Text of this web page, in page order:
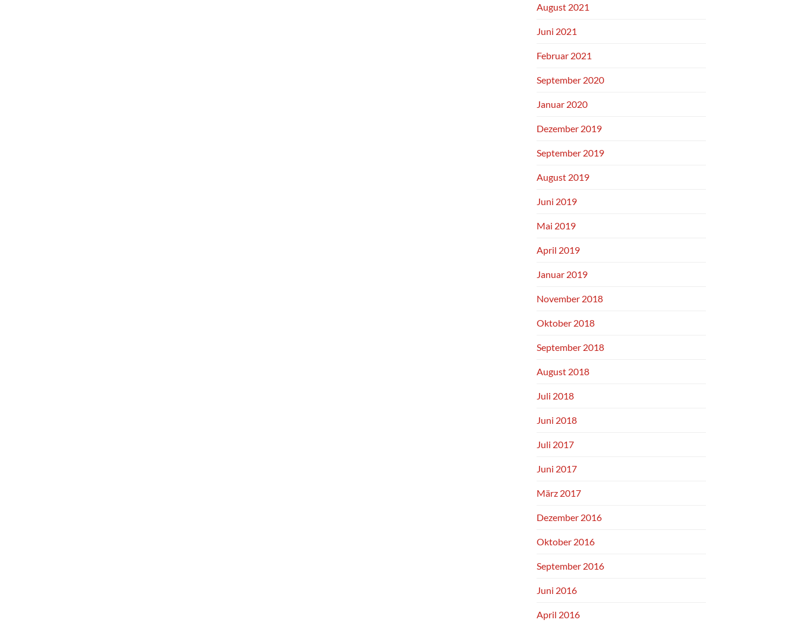
August 2021
Juni 2021
Februar 2021
September 2020
Januar 2020
Dezember 2019
September 2019
August 2019
Juni 2019
Mai 2019
April 2019
Januar 2019
November 2018
Oktober 2018
September 2018
August 2018
Juli 2018
Juni 2018
Juli 2017
Juni 2017
März 2017
Dezember 2016
Oktober 2016
September 2016
Juni 2016
April 2016